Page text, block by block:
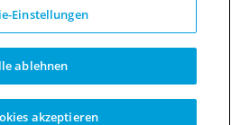
Rechte vorbehalten.
Einstellungen
ablehnen
akzeptieren